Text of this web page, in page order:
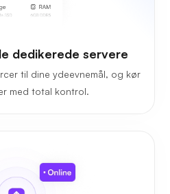
dedikerede servere
til dine ydeevnemål, og kør
med total kontrol.